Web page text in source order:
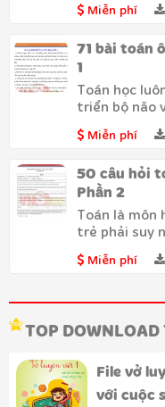
Miễn phí
71 bài toán
1
Toán học
triển bộ não
Miễn phí
50 câu hỏi
Phần 2
Toán là môn
trẻ phải suy
Miễn phí
TOP DOWNLOAD
File vở
với cuộc